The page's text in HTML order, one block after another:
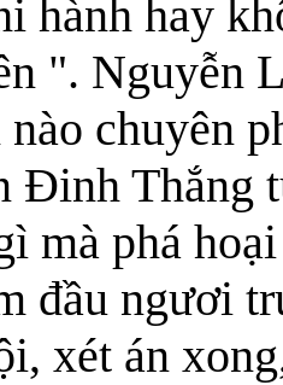
hành hay
". Nguyễn
nào chuyên
Đinh Thắng
mà phá
đầu ngươi
xét án